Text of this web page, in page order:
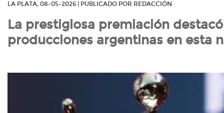
LA PLATA, 08-05-2026 | PUBLICADO POR REDACCIÓN
La prestigiosa premiación
producciones argentinas en esta